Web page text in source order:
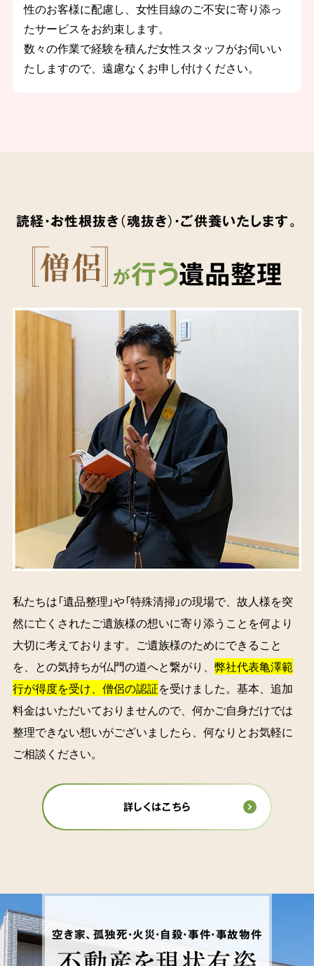
性のお客様に配慮し、女性目線のご不安に寄り添っ
たサービスをお約束します。
数々の作業で経験を積んだ女性スタッフがお伺いい
たしますので、遠慮なくお申し付けください。
が行う遺品整理
読経・お性根抜き（魂抜き）・ご供養いたします。
私たちは「遺品整理」や「特殊清掃」の現場で、故人様を突
然に亡くされたご遺族様の想いに寄り添うことを何より
大切に考えております。ご遺族様のためにできること
を、との気持ちが仏門の道へと繋がり、 弊社代表亀澤範
行が得度を受け、僧侶の認証を受けました。基本、追加
料金はいただいておりませんので、何かご自身だけでは
整理できない想いがございましたら、何なりとお気軽に
ご相談ください。
詳しくはこちら
空き家、孤独死・火災・自殺・事件・事故物件